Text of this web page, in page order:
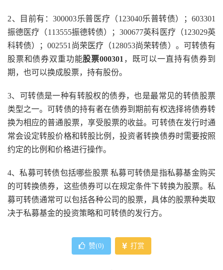
2、目前有：300003乐普医疗（123040乐普转债）；603301
振德医疗（113555振德转债）；300677英科医疗（123029英
科转债）；002551尚荣医疗（128053尚荣转债）。可转债有
股票和债券双重功能股票000301 ，既可以一直持有债券到
期，也可以换成股票，持有股份。
3、可转债是一种有转股权的债券，也是最常见的转债股票
类型之一。可转债的持有者在债券到期前有权选择将债券转
换为相应的普通股票，享受股票的收益。可转债在发行时通
常会设定转股价格和转股比例，投资者转换债券时需要按照
约定的比例和价格进行操作。
4、私募可转债包括哪些股票 私募可转债是指私募基金购买
的可转换债券，这些债券可以在规定条件下转换为股票。私
募可转债通常可以包括各种公司的股票，具体的股票种类取
决于私募基金的投资策略和可转债的发行方。
赞(0) 打赏